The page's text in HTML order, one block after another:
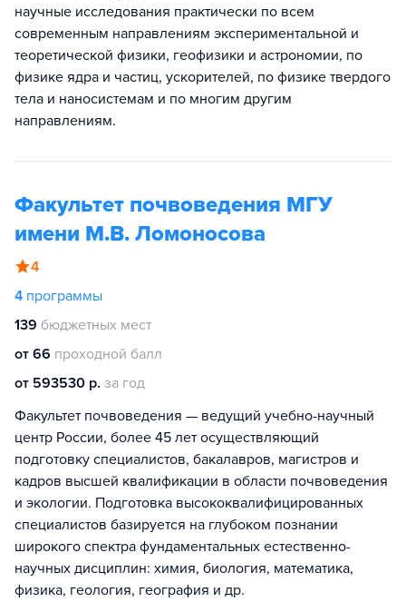
научные исследования практически по всем
современным направлениям экспериментальной и
теоретической физики, геофизики и астрономии, по
физике ядра и частиц, ускорителей, по физике твердого
тела и наносистемам и по многим другим
направлениям.
Факультет почвоведения МГУ
имени М.В. Ломоносова
4
4 программы
139 бюджетных мест
от 66 проходной балл
от 593530 р. за год
Факультет почвоведения — ведущий учебно-научный
центр России, более 45 лет осуществляющий
подготовку специалистов, бакалавров, магистров и
кадров высшей квалификации в области почвоведения
и экологии. Подготовка высококвалифицированных
специалистов базируется на глубоком познании
широкого спектра фундаментальных естественно-
научных дисциплин: химия, биология, математика,
физика, геология, география и др.